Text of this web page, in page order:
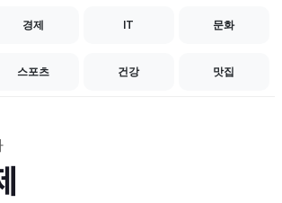
경제 IT 문화
스포츠 건강 맛집